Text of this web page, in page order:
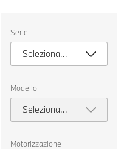
un
veicolo.
Serie
Seleziona
serie
Modello
Seleziona
modello
Motorizzazione